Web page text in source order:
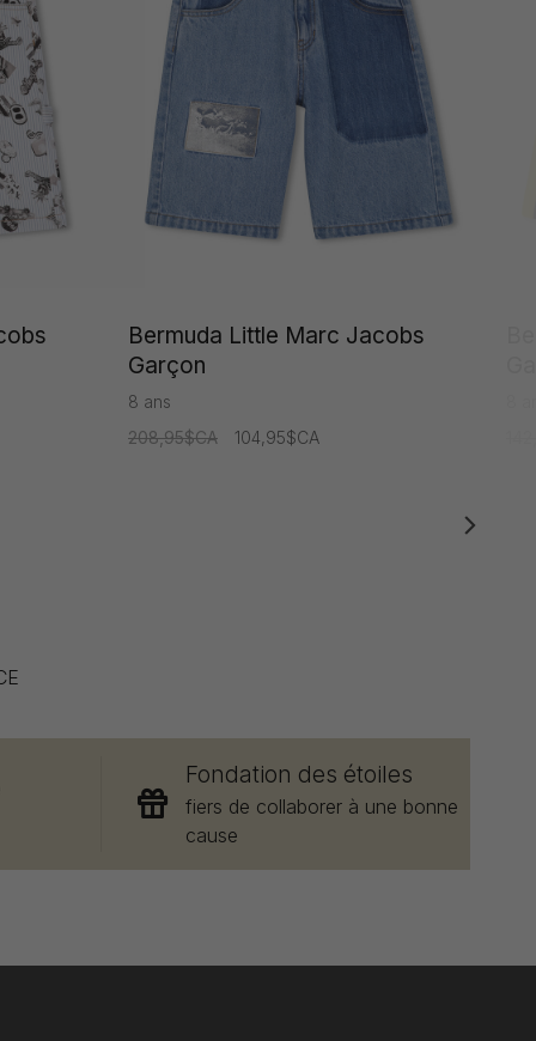
Bermuda Little Marc Jacobs
Garçon
8 ans
208,95$CA
104,95$CA
Fondation des étoiles
fiers de collaborer à une bonne
cause